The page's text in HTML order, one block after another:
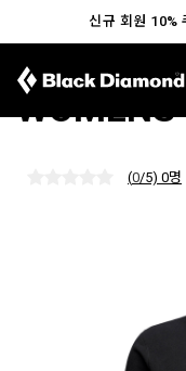
신규 회원 10%
리프트 풀
WOMENS
(0/5) 0명